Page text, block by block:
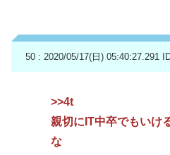
50 : 2020/05/17(日) 05:40:27.291
>>4t
親切にIT中卒でもいけ
な